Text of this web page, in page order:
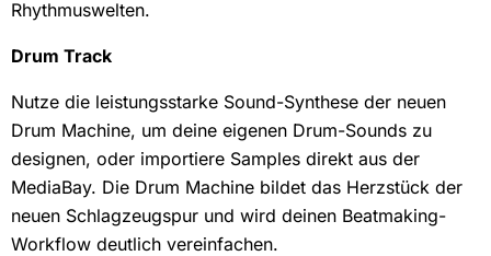
Rhythmuswelten.
Drum Track
Nutze die leistungsstarke Sound-Synthese der neuen
Drum Machine, um deine eigenen Drum-Sounds zu
designen, oder importiere Samples direkt aus der
MediaBay. Die Drum Machine bildet das Herzstück der
neuen Schlagzeugspur und wird deinen Beatmaking-
Workflow deutlich vereinfachen.